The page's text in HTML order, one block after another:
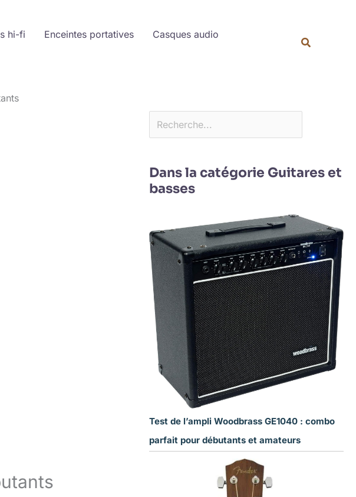
hi-fi Enceintes portatives
Casques audio
Dans la catégorie Guitares et
basses
Test de l’ampli Woodbrass GE1040 : combo
parfait pour débutants et amateurs